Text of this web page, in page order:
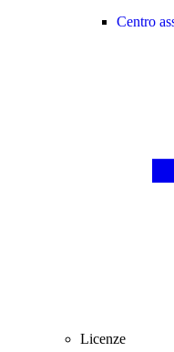
Centro
Licenze